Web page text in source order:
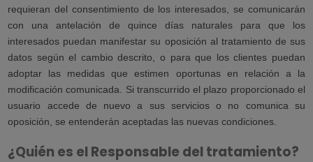
requieran del consentimiento de los interesados, se comunicarán
con una antelación de quince días naturales para que los
interesados puedan manifestar su oposición al tratamiento de sus
datos según el cambio descrito, o para que los clientes puedan
adoptar las medidas que estimen oportunas en relación a la
modificación comunicada. Si transcurrido el plazo proporcionado el
usuario accede de nuevo a sus servicios o no comunica su
oposición, se entenderán aceptadas las nuevas condiciones.
¿Quién es el Responsable del tratamiento?